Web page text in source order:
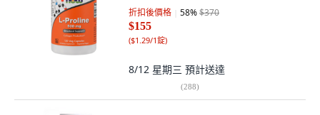
折扣後價格 58%$370
$155
($1.29/1錠)
8/12 星期三 預計送達
(288)